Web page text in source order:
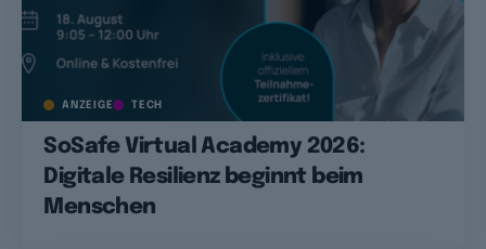
ANZEIGE TECH
SoSafe Virtual Academy 2026:
Digitale Resilienz beginnt beim
Menschen